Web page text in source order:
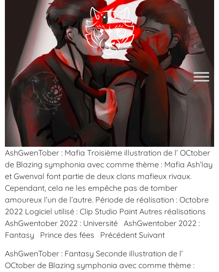
AshGwenTober : Mafia Troisième illustration de l’ OCtober
de Blazing symphonia avec comme thème : Mafia Ash’lay
et Gwenval font partie de deux clans mafieux rivaux.
Cependant, cela ne les empêche pas de tomber
amoureux l’un de l’autre. Période de réalisation : Octobre
2022 Logiciel utilisé : Clip Studio Paint Autres réalisations
AshGwentober 2022 : Université AshGwentober 2022 :
Fantasy Prince des fées Précédent Suivant
AshGwenTober : Fantasy Seconde illustration de l’
OCtober de Blazing symphonia avec comme thème :